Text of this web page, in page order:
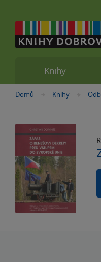
Nacházíte
Domů »
Knihy »
Knihy